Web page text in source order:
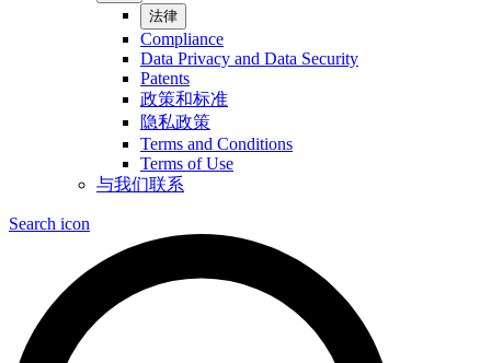
法律
Compliance
Data Privacy and Data Security
Patents
政策和标准
隐私政策
Terms and Conditions
Terms of Use
与我们联系
Search icon